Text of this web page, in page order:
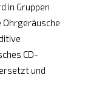
in Gruppen
Ohrgeräusche
CD-
und